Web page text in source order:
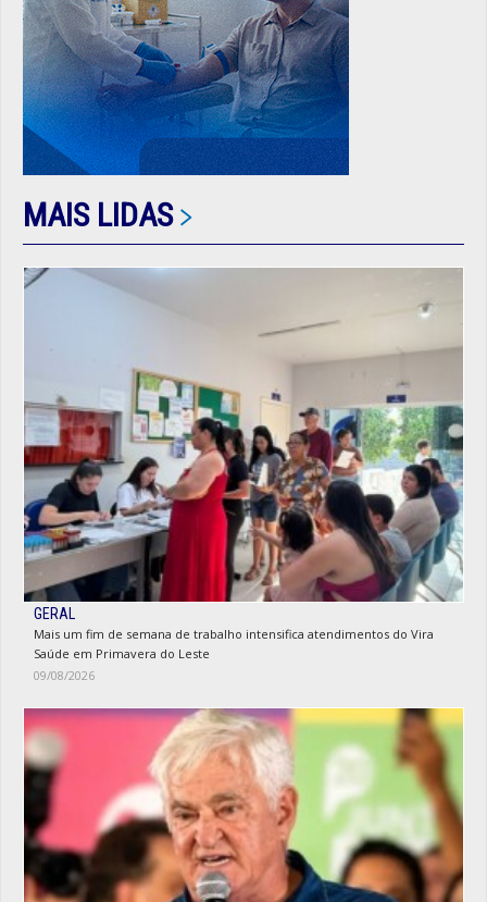
MAIS LIDAS
GERAL
Mais um fim de semana de trabalho intensifica atendimentos do Vira
Saúde em Primavera do Leste
09/08/2026